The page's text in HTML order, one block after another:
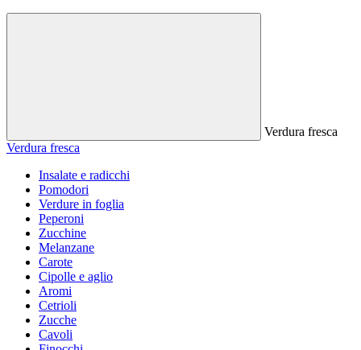
Verdura fresca
Verdura fresca
Insalate e radicchi
Pomodori
Verdure in foglia
Peperoni
Zucchine
Melanzane
Carote
Cipolle e aglio
Aromi
Cetrioli
Zucche
Cavoli